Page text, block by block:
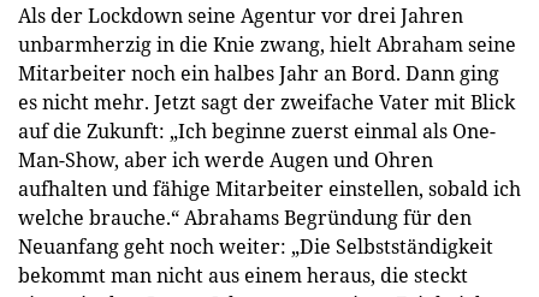
Als der Lockdown seine Agentur vor drei Jahren
unbarmherzig in die Knie zwang, hielt Abraham seine
Mitarbeiter noch ein halbes Jahr an Bord. Dann ging
es nicht mehr. Jetzt sagt der zweifache Vater mit Blick
auf die Zukunft: „Ich beginne zuerst einmal als One-
Man-Show, aber ich werde Augen und Ohren
aufhalten und fähige Mitarbeiter einstellen, sobald ich
welche brauche.“ Abrahams Begründung für den
Neuanfang geht noch weiter: „Die Selbstständigkeit
bekommt man nicht aus einem heraus, die steckt